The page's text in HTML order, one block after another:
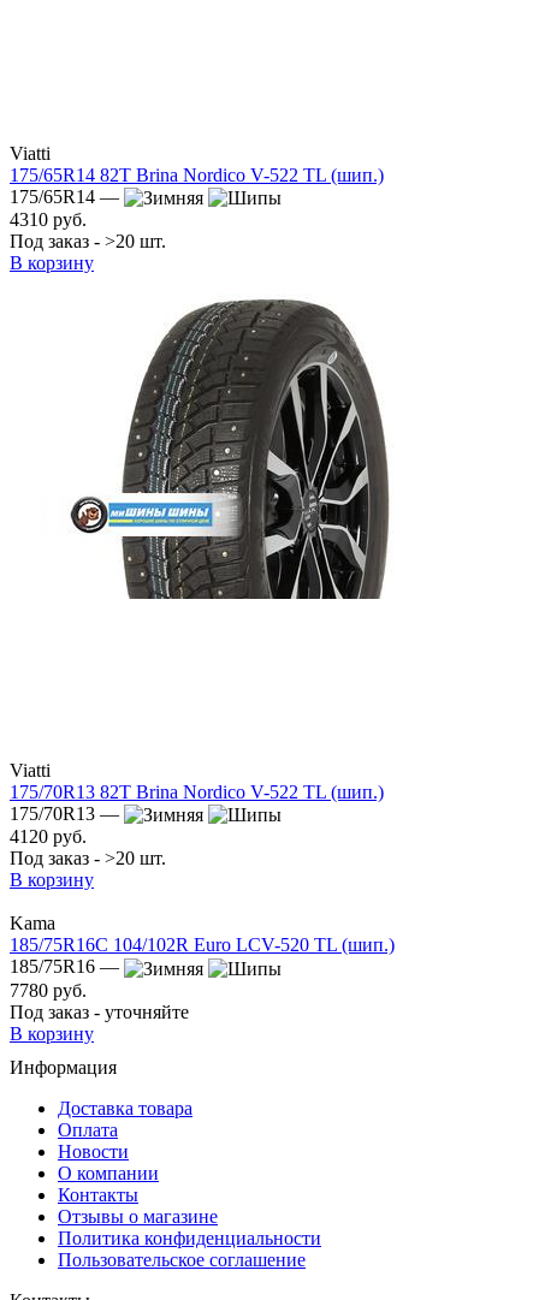
Viatti
175/65R14 82T Brina Nordico V-522 TL (шип.)
175/65R14 —
4310 руб.
Под заказ - >20 шт.
В корзину
Viatti
175/70R13 82T Brina Nordico V-522 TL (шип.)
175/70R13 —
4120 руб.
Под заказ - >20 шт.
В корзину
Kama
185/75R16C 104/102R Euro LCV-520 TL (шип.)
185/75R16 —
7780 руб.
Под заказ - уточняйте
В корзину
Информация
Доставка товара
Оплата
Новости
О компании
Контакты
Отзывы о магазине
Политика конфиденциальности
Пользовательское соглашение